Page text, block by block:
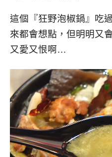
這個『狂野泡椒鍋』吃
來都會想點，但明明又
又愛又恨啊…